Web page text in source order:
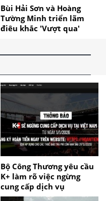
Bùi Hải Sơn và Hoàng
Tường Minh triển lãm
điêu khắc 'Vượt qua'
Bộ Công Thương yêu cầu
K+ làm rõ việc ngừng
cung cấp dịch vụ